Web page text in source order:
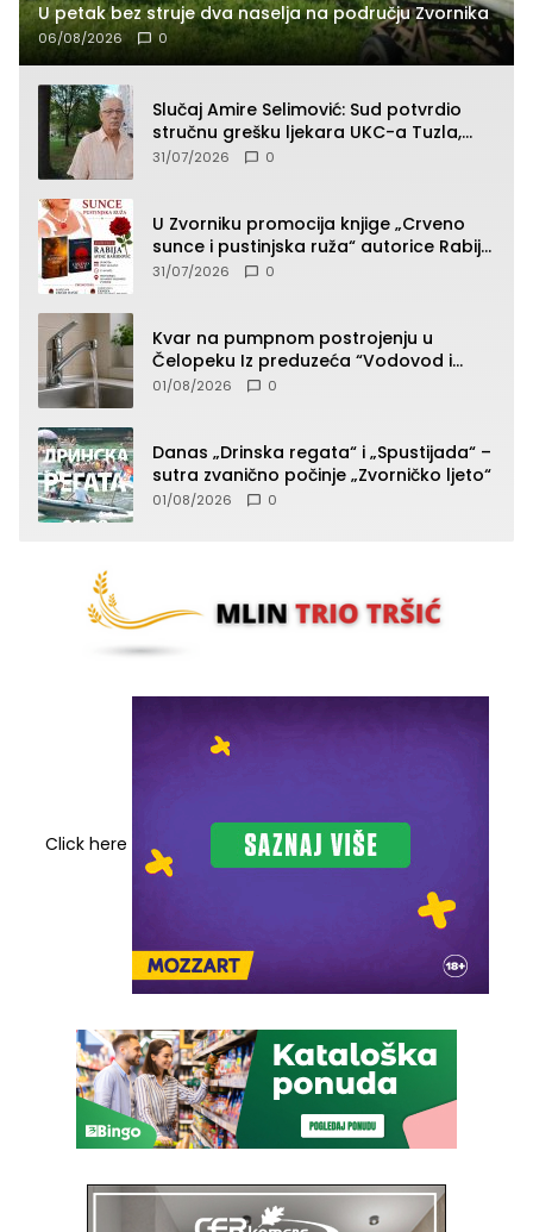
U petak bez struje dva naselja na području Zvornika
06/08/2026 0
Slučaj Amire Selimović: Sud potvrdio
stručnu grešku ljekara UKC-a Tuzla,
presudan dokaz ostala obdukcija
31/07/2026 0
U Zvorniku promocija knjige „Crveno
sunce i pustinjska ruža“ autorice Rabije
Avdić-Hamidović
31/07/2026 0
Kvar na pumpnom postrojenju u
Čelopeku Iz preduzeća “Vodovod i
komunalije”
01/08/2026 0
Danas „Drinska regata“ i „Spustijada“ –
sutra zvanično počinje „Zvorničko ljeto“
01/08/2026 0
Click here